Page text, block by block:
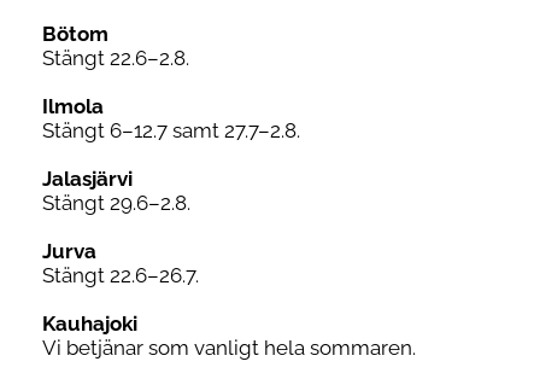
Bötom
Stängt 22.6–2.8.
Ilmola
Stängt 6–12.7 samt 27.7–2.8.
Jalasjärvi
Stängt 29.6–2.8.
Jurva
Stängt 22.6–26.7.
Kauhajoki
Vi betjänar som vanligt hela sommaren.